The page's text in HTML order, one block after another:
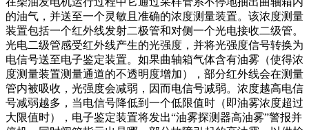
的油气，并送至一个灵敏且准确的浓度测量装置。该浓度测量
装置包括一个红外线发射二极管和对侧一个光电接收二级管。
光电二级管感受红外线产生的光强度，并将光强度信号转换为
电信号送至电子鉴定装置。如果曲轴箱气体含有油雾（使得浓
度测量装置测量通道的不透明度增加），部分红外线会在测量
管内被吸收，光强度会减弱，因而电信号减弱。浓度越高电信
号减弱越多，当电信号降低到一个低限值时（即油雾浓度超过
大限值时），电子鉴定装置将发出“油雾探测器高油雾”警报并